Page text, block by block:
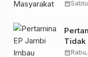
calendar_month
Tidak
calendar_month